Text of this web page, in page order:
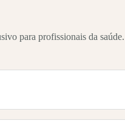
para profissionais da saúde.